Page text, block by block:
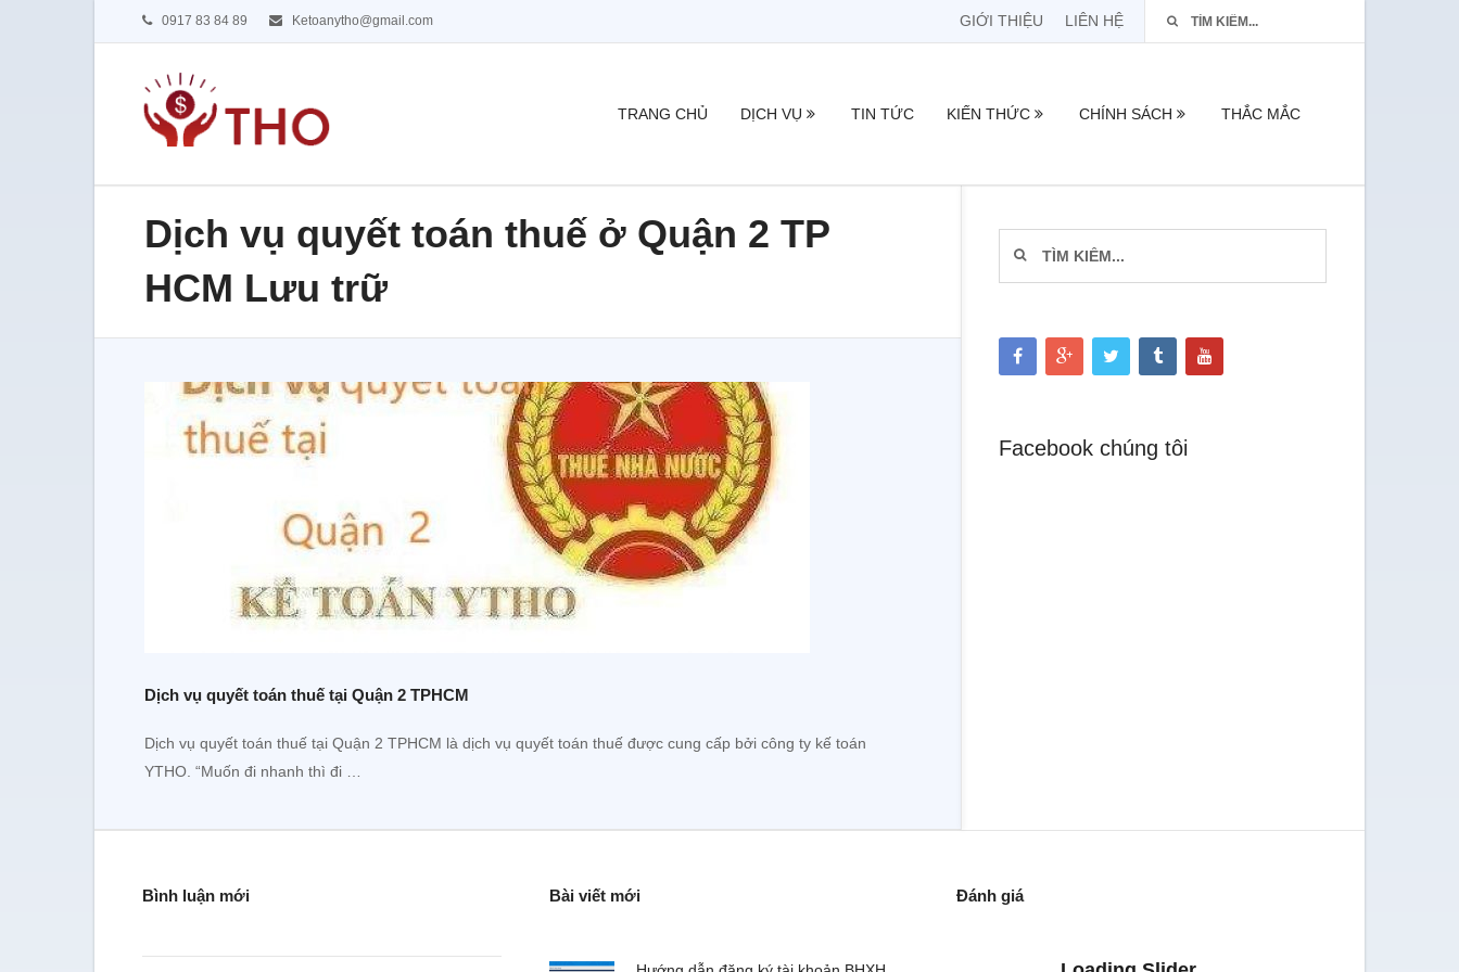
0917 83 84 89 Ketoanytho@gmail.com GIỚI THIỆU LIÊN HỆ
TRANG CHỦ DỊCH VỤ TIN TỨC KIẾN THỨC CHÍNH SÁCH THẮC MẮC
Dịch vụ quyết toán thuế ở Quận 2 TP
HCM Lưu trữ
Dịch vụ quyết toán thuế tại Quận 2 TPHCM
Dịch vụ quyết toán thuế tại Quận 2 TPHCM là dịch vụ quyết toán thuế được cung cấp bởi công ty kế toán
YTHO. “Muốn đi nhanh thì đi …
Facebook chúng tôi
Bình luận mới Bài viết mới Đánh giá